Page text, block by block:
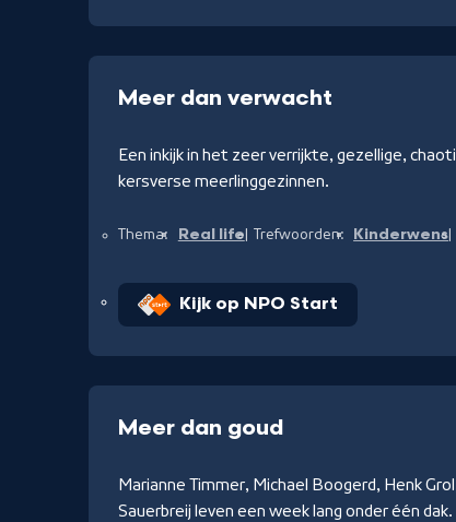
Meer dan verwacht
Een inkijk in het zeer verrijkte, gezellige,
kersverse meerlinggezinnen.
Thema: Real life Trefwoorden: Kinderwens
Kijk op NPO Start
Meer dan goud
Marianne Timmer, Michael Boogerd, Henk
Sauerbreij leven een week lang onder één